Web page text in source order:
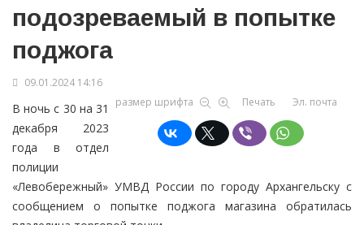
подозреваемый в попытке
поджога
09.01.2024 14:16
размер шрифта
Печать Эл. почта
В ночь с 30 на 31
декабря 2023
года в отдел
полиции
«Левобережный» УМВД России по городу Архангельску с
сообщением о попытке поджога магазина обратилась